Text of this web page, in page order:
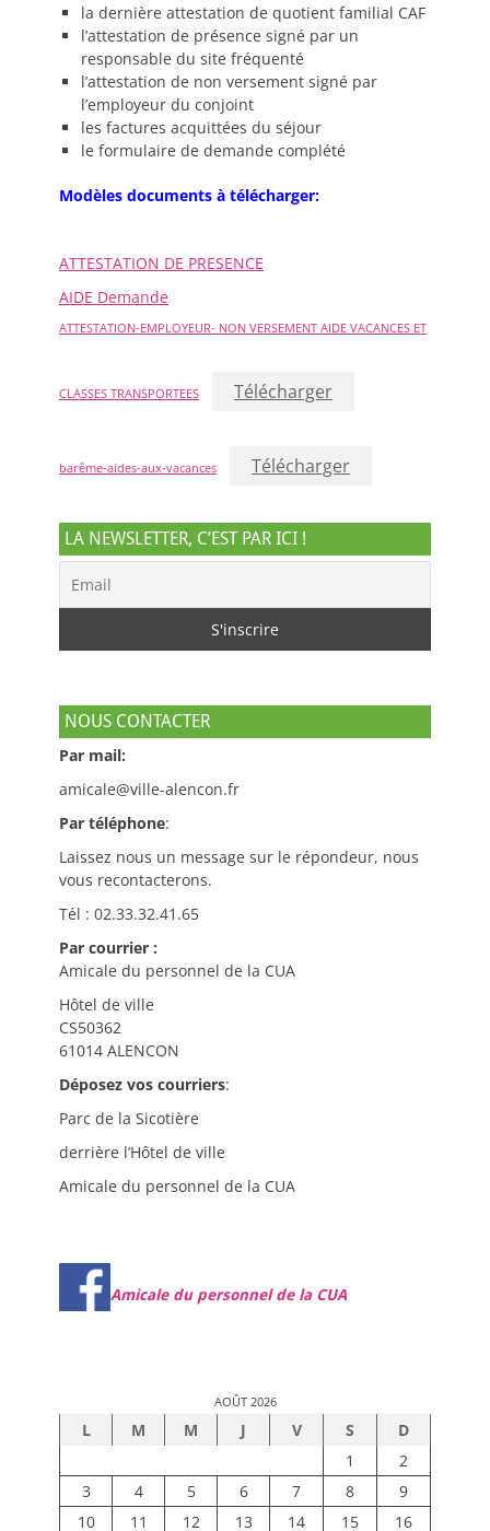
la dernière attestation de quotient familial CAF
l’attestation de présence signé par un
responsable du site fréquenté
l’attestation de non versement signé par
l’employeur du conjoint
les factures acquittées du séjour
le formulaire de demande complété
Modèles documents à télécharger:
ATTESTATION DE PRESENCE
AIDE Demande
ATTESTATION-EMPLOYEUR- NON VERSEMENT AIDE VACANCES ET
CLASSES TRANSPORTEES Télécharger
barême-aides-aux-vacances Télécharger
LA NEWSLETTER, C’EST PAR ICI !
NOUS CONTACTER
Par mail:
amicale@ville-alencon.fr
Par téléphone:
Laissez nous un message sur le répondeur, nous
vous recontacterons.
Tél : 02.33.32.41.65
Par courrier :
Amicale du personnel de la CUA
Hôtel de ville
CS50362
61014 ALENCON
Déposez vos courriers:
Parc de la Sicotière
derrière l’Hôtel de ville
Amicale du personnel de la CUA
Amicale du personnel de la CUA
AOÛT 2026
L M M J V S
D
1
2
3
4 5 6 7 8
9
10
11 12 13 14 15 16